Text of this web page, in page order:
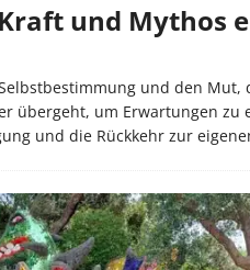
und Mythos
und den Mut,
übergeht, um Erwartungen
und die Rückkehr zur